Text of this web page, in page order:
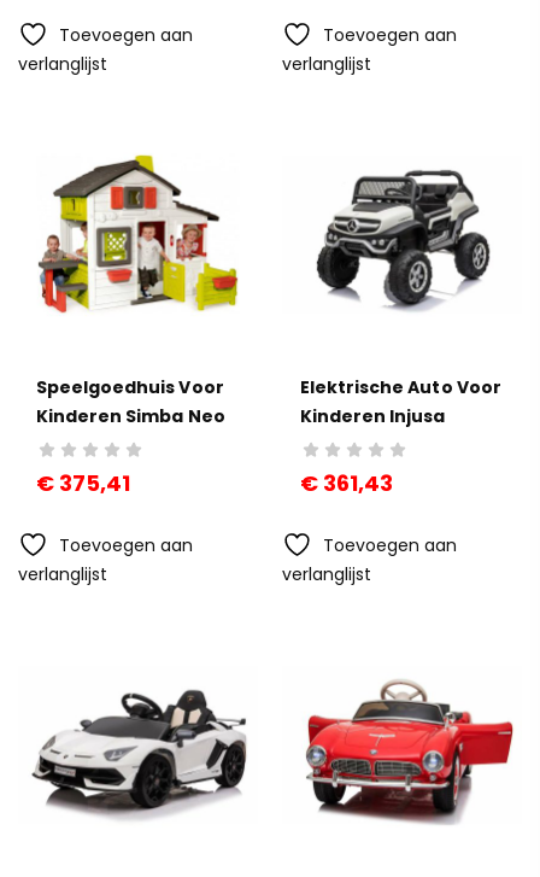
Toevoegen aan
verlanglijst
Toevoegen aan
verlanglijst
Speelgoedhuis Voor
Kinderen Simba Neo
Friends Picknicktafel
€ 375,41
Toevoegen aan
verlanglijst
Elektrische Auto Voor
Kinderen Injusa
Mercedes Unimog
Mini Zwart
€ 361,43
Toevoegen aan
verlanglijst